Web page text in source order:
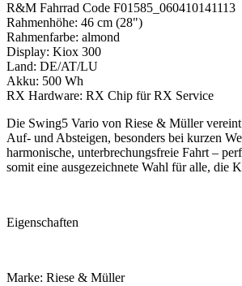
R&M Fahrrad Code F01585_060410141113
Rahmenhöhe: 46 cm (28")
Rahmenfarbe: almond
Display: Kiox 300
Land: DE/AT/LU
Akku: 500 Wh
RX Hardware: RX Chip für RX Service
Die Swing5 Vario von Riese & Müller vereint
Auf- und Absteigen, besonders bei kurzen
harmonische, unterbrechungsfreie Fahrt –
somit eine ausgezeichnete Wahl für alle, die
Eigenschaften
Marke: Riese & Müller